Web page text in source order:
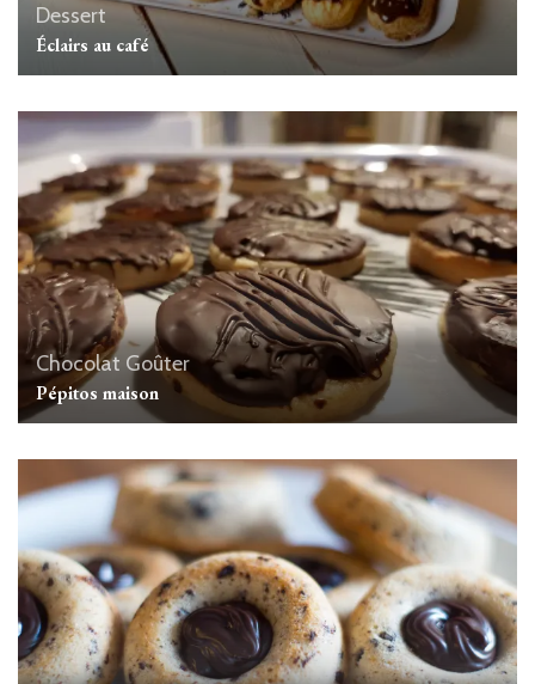
Dessert
Éclairs au café
Chocolat Goûter
Pépitos maison